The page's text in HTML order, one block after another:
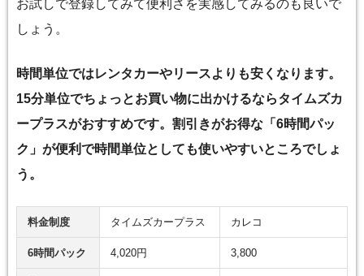
お試しで登録してみて便利さを実感してみるのも良いで
しょう。
時間単位ではレンタカーやリースよりも安くなります。
15分単位でちょっとお買い物に出かけるならタイムズカ
ープラスがおすすめです。割引きがお得な「6時間パッ
ク」が便利で時間単位としても使いやすいところでしょ
う。
料金制度 タイムズカープラス カレコ
6時間パック 4,020円 3,800